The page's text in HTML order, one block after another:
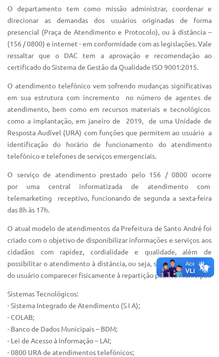
Quadra Fiscal
Sistema Colab
Autarquias
O departamento tem como missão administrar, coordenar e
direcionar as demandas dos usuários originadas de forma
presencial (Praça de Atendimento e Protocolo), ou à distância –
(156 / 0800) e internet - em conformidade com as legislações. Vale
ressaltar que o DAC tem a aprovação e recomendação ao
certificado do Sistema de Gestão da Qualidade ISO 9001:2015.
O atendimento telefônico vem sofrendo mudanças significativas
em sua estrutura com incremento no número de agentes de
atendimento, bem como em recursos materiais e tecnológicos
como a implantação, em janeiro de 2019, de uma Unidade de
Resposta Audível (URA) com funções que permitem ao usuário a
identificação do horário de funcionamento do atendimento
telefônico e telefones de serviços emergenciais.
O serviço de atendimento prestado pelo 156 / 0800 ocorre
por uma central informatizada de atendimento com
telemarketing receptivo, funcionando de segunda a sexta-feira
das 8h às 17h.
O atual modelo de atendimentos da Prefeitura de Santo André foi
criado com o objetivo de disponibilizar informações e serviços aos
cidadãos com rapidez, cordialidade e qualidade, além de
possibilitar o atendimento à distância, ou seja, sem a necessidade
do usuário comparecer fisicamente à repartição pública municipal.
Sistemas Tecnológicos:
- Sistema Integrado de Atendimento (S I A);
- COLAB;
- Banco de Dados Municipais – BDM;
- Lei de Acesso à Informação – LAI;
- 0800 URA de atendimentos telefônicos;